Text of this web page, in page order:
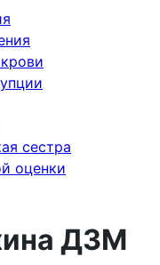
сестра
оценки
ДЗМ